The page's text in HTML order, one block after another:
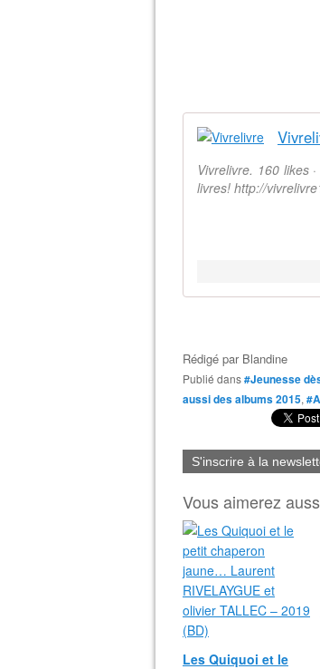
Vivrelivre. 160 likes
livres! http://
Rédigé par Blandine
Publié dans#Jeunesse
aussi des albums 2015,
S'inscrire à la
Vous aimerez
Les Quiquoi et le